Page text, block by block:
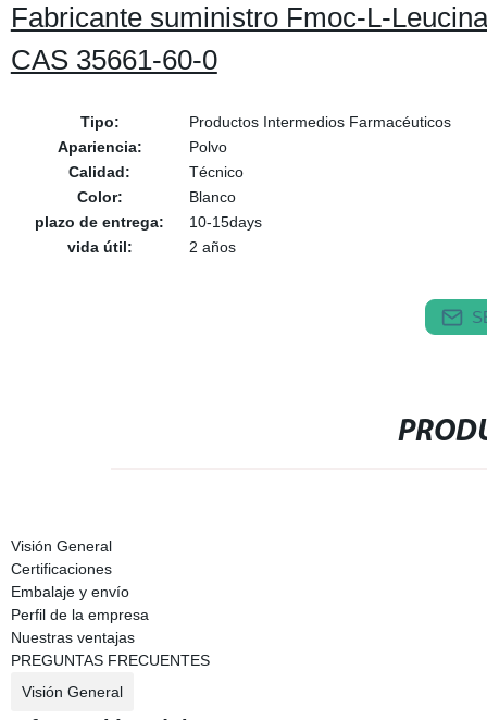
Fabricante suministro Fmoc-L-
CAS 35661-60-0
Tipo:
Productos Intermedios Farmacéuticos
Apariencia:
Polvo
Calidad:
Técnico
Color:
Blanco
plazo de entrega:
10-15days
vida útil:
2 años
Visión General
Certificaciones
Embalaje y envío
Perfil de la empresa
Nuestras ventajas
PREGUNTAS FRECUENTES
Visión General